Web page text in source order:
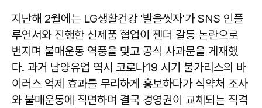
지난해 2월에는 LG생활건강 '발을씻자'가 SNS 인플
루언서와 진행한 신제품 협업이 젠더 갈등 논란으로
번지며 불매운동 역풍을 맞고 공식 사과문을 게재했
다. 과거 남양유업 역시 코로나19 시기 불가리스의 바
이러스 억제 효과를 무리하게 홍보하다가 식약처 조사
와 불매운동에 직면하며 결국 경영권이 교체되는 직격